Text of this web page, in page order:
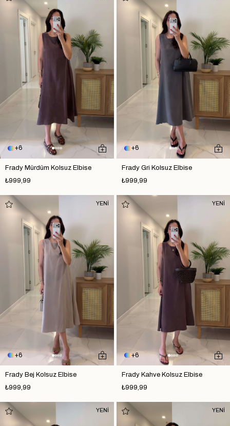
6
Frady Mürdüm Kolsuz Elbise
₺999,99
6
Frady Gri Kolsuz Elbise
₺999,99
6
Frady Bej Kolsuz Elbise
₺999,99
YENİ
6
Frady Kahve Kolsuz Elbise
₺999,99
YENİ
YENİ YENİ